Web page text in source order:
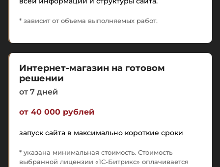
* зависит от объема выполняемых работ.
Интернет-магазин на готовом
решении
от 7 дней
от 40 000 рублей
запуск сайта в максимально короткие сроки
* указана минимальная стоимость. Стоимость
выбранной лицензии «1С-Битрикс» оплачивается